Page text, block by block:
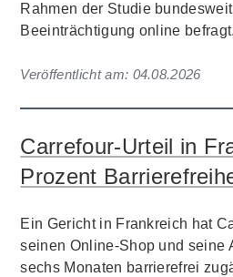
Rahmen der Studie
Beeinträchtigung online befragt.
Veröffentlicht am: 04.08.2026
Carrefour-Urteil in
Prozent
Ein Gericht in Frankreich hat
seinen Online-Shop und seine
sechs Monaten barrierefrei